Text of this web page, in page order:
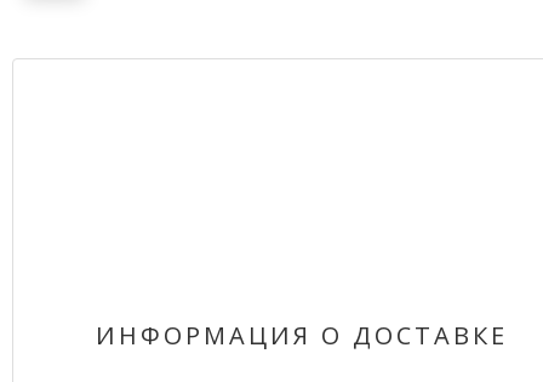
ИНФОРМАЦИЯ О ДОСТАВКЕ